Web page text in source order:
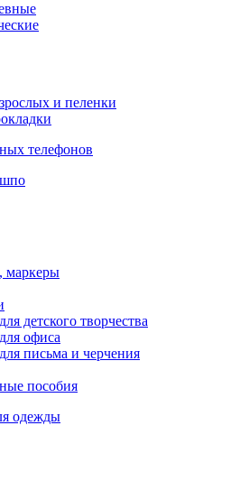
и пеленки
телефонов
маркеры
детского творчества
офиса
письма и черчения
пособия
одежды